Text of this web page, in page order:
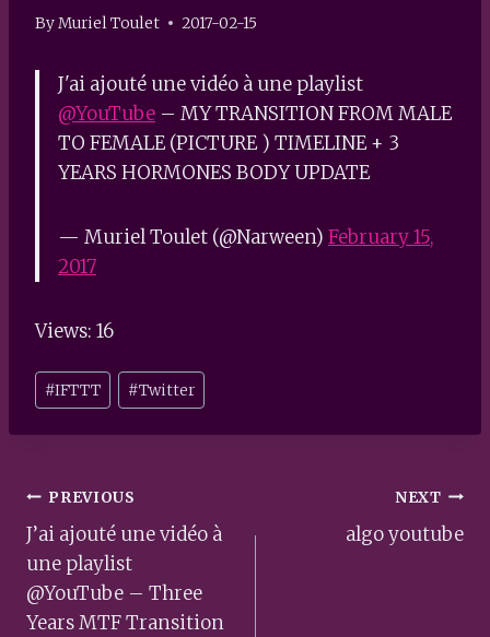
ByMuriel Toulet 2017-02-15
J'ai ajouté une vidéo à une playlist
@YouTube – MY TRANSITION FROM MALE
TO FEMALE (PICTURE ) TIMELINE + 3
YEARS HORMONES BODY UPDATE
— Muriel Toulet (@Narween) February 15,
2017
Views: 16
Post
Tags:
#IFTTT #Twitter
Post
navigation
PREVIOUS
J’ai ajouté une vidéo à
une playlist
@YouTube – Three
Years MTF Transition
NEXT
algo youtube